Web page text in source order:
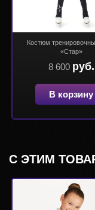
Костюм
«Стар»
8 600 руб.
В корзину
С ЭТИМ